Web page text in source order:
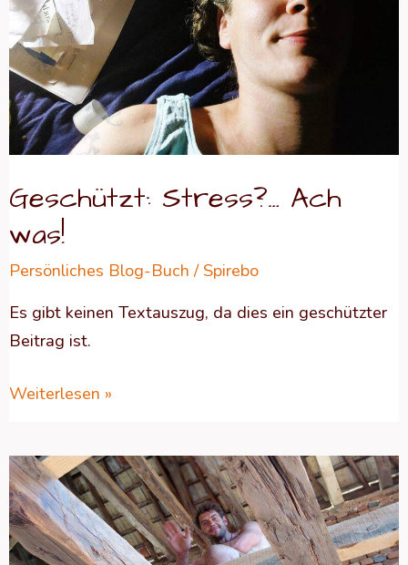
Geschützt: Stress?… Ach
was!
Persönliches Blog-Buch / Spirebo
Es gibt keinen Textauszug, da dies ein geschützter
Beitrag ist.
Weiterlesen »
Geschützt:
Neue
Zeiten,
Schimmel